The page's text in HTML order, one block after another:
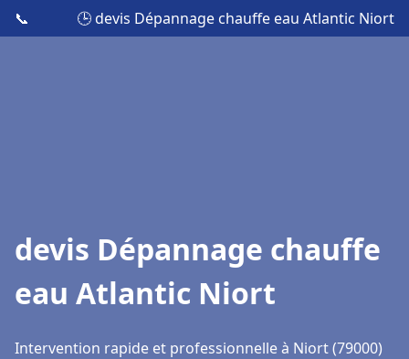
📞 🕒 devis Dépannage chauffe eau Atlantic Niort
devis Dépannage chauffe
eau Atlantic Niort
Intervention rapide et professionnelle à Niort (79000)